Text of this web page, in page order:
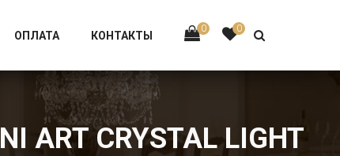
0 0
ОПЛАТА КОНТАКТЫ
CRYSTAL LIGHT